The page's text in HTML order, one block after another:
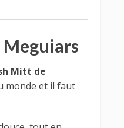
Mitt de
monde et il faut